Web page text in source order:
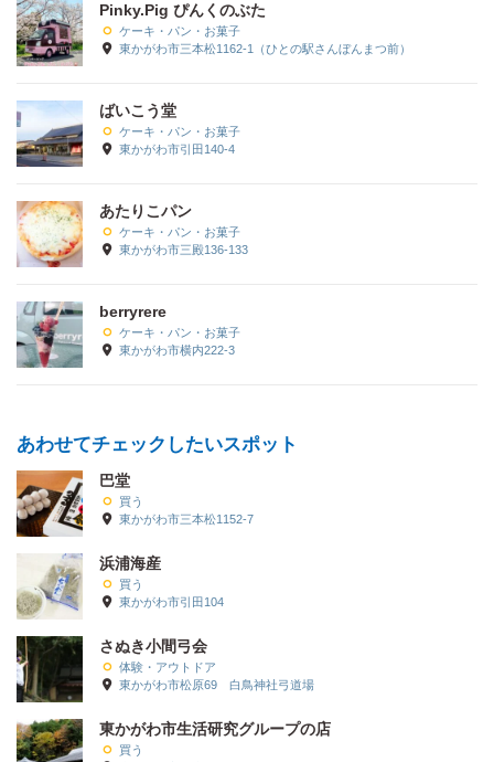
Pinky.Pig ぴんくのぶた
ケーキ・パン・お菓子
東かがわ市三本松1162-1（ひとの駅さんぼんまつ前）
ばいこう堂
ケーキ・パン・お菓子
東かがわ市引田140-4
あたりこパン
ケーキ・パン・お菓子
東かがわ市三殿136-133
berryrere
ケーキ・パン・お菓子
東かがわ市横内222-3
あわせてチェックしたいスポット
巴堂
買う
東かがわ市三本松1152-7
浜浦海産
買う
東かがわ市引田104
さぬき小間弓会
体験・アウトドア
東かがわ市松原69 白鳥神社弓道場
東かがわ市生活研究グループの店
買う